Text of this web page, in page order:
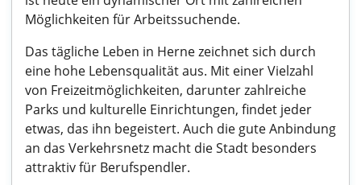
Möglichkeiten für Arbeitssuchende.
Das tägliche Leben in Herne zeichnet sich durch
eine hohe Lebensqualität aus. Mit einer Vielzahl
von Freizeitmöglichkeiten, darunter zahlreiche
Parks und kulturelle Einrichtungen, findet jeder
etwas, das ihn begeistert. Auch die gute Anbindung
an das Verkehrsnetz macht die Stadt besonders
attraktiv für Berufspendler.